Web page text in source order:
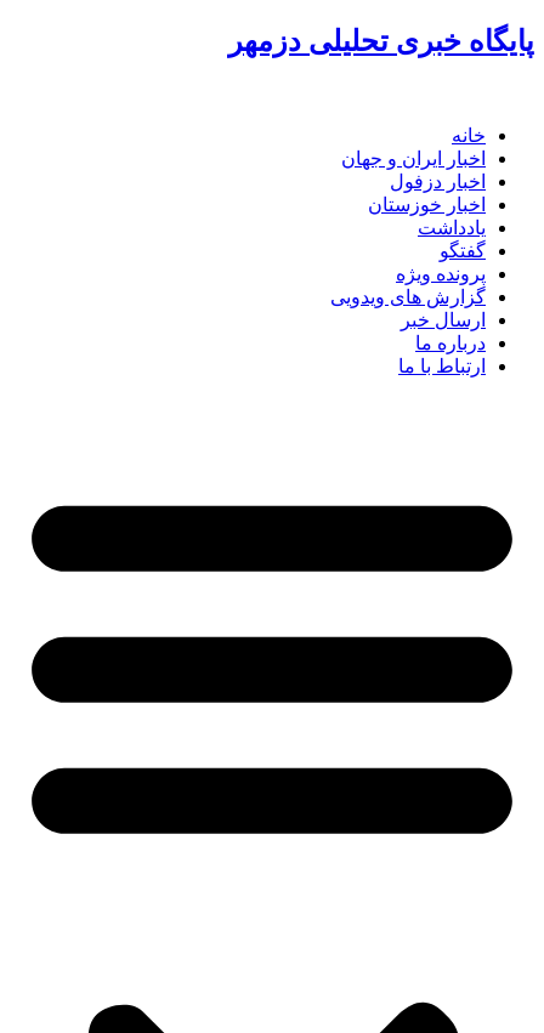
پرش
به
پایگاه خبری تحلیلی دزمهر
خانه
اخبار ایران و جهان
اخبار دزفول
اخبار خوزستان
یادداشت
گفتگو
پرونده ویژه
گزارش های ویدویی
ارسال خبر
درباره ما
ارتباط با ما